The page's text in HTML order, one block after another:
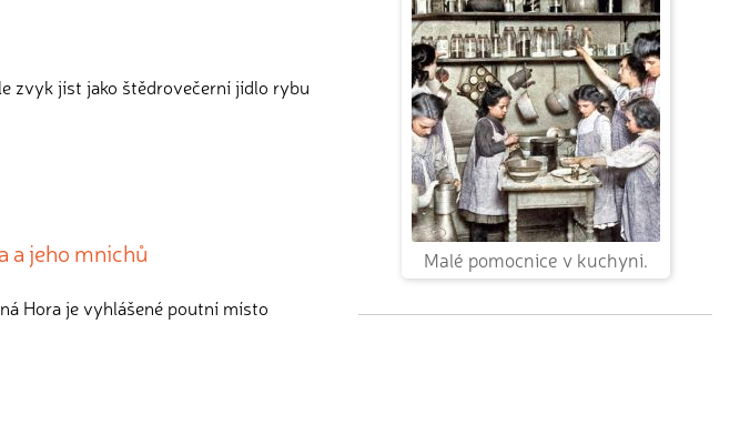
zvyk jíst jako štědrovečerní jídlo rybu
a jeho mnichů
Hora je vyhlášené poutní místo
Malé pomocnice v kuchyni.